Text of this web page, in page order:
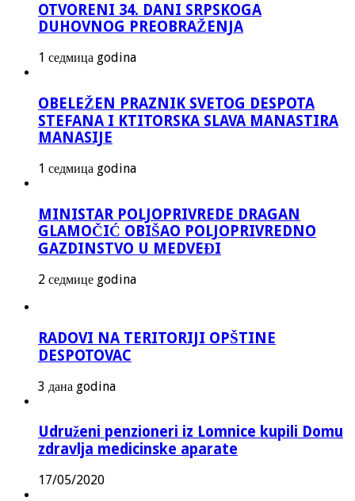
OTVORENI 34. DANI SRPSKOGA
DUHOVNOG PREOBRAŽENJA
1 седмица godina
OBELEŽEN PRAZNIK SVETOG DESPOTA
STEFANA I KTITORSKA SLAVA MANASTIRA
MANASIJE
1 седмица godina
MINISTAR POLJOPRIVREDE DRAGAN
GLAMOČIĆ OBIŠAO POLJOPRIVREDNO
GAZDINSTVO U MEDVEĐI
2 седмице godina
RADOVI NA TERITORIJI OPŠTINE
DESPOTOVAC
3 дана godina
Udruženi penzioneri iz Lomnice kupili Domu
zdravlja medicinske aparate
17/05/2020